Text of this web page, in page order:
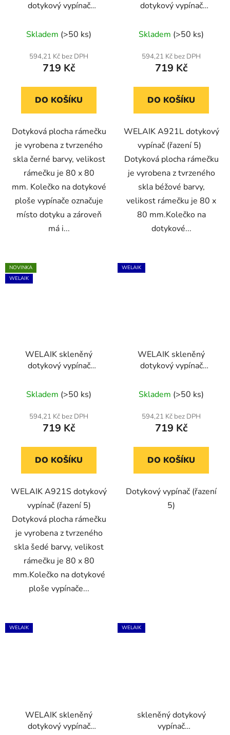
dotykový vypínač
hodnocení
produktu
je
z
Skladem (>50 ks)
594,21 Kč bez DPH
719 Kč
DO KOŠÍKU
Dotyková plocha rámečku
je vyrobena z tvrzeného
skla černé barvy, velikost
rámečku je 80 x 80
mm. Kolečko na dotykové
ploše vypínače označuje
místo dotyku a zároveň
má i...
dotykový vypínač
creme
Skladem (>50 ks)
594,21 Kč bez DPH
719 Kč
DO KOŠÍKU
WELAIK A921L dotykový
vypínač (řazení 5)
Dotyková plocha rámečku
je vyrobena z tvrzeného
skla béžové barvy,
velikost rámečku je 80 x
80 mm.Kolečko na
dotykové...
NOVINKA
WELAIK
WELAIK skleněný
dotykový vypínač
Skladem (>50 ks)
594,21 Kč bez DPH
719 Kč
DO KOŠÍKU
WELAIK A921S dotykový
vypínač (řazení 5)
Dotyková plocha rámečku
je vyrobena z tvrzeného
skla šedé barvy, velikost
rámečku je 80 x 80
mm.Kolečko na dotykové
ploše vypínače...
WELAIK
WELAIK skleněný
dotykový vypínač
šedý
hodnocení
produktu
je
z
Skladem (>50 ks)
594,21 Kč bez DPH
719 Kč
DO KOŠÍKU
Dotykový vypínač (řazení
5)
WELAIK
WELAIK skleněný
dotykový vypínač
WELAIK
skleněný dotykový
vypínač